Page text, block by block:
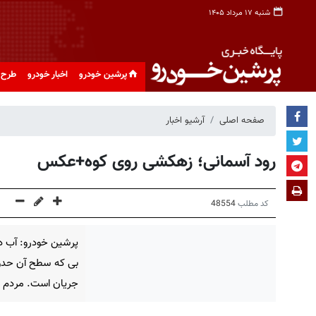
شنبه ۱۷ مرداد ۱۴۰۵
پرشین خودرو اخبار خودرو
صفحه اصلی آرشیو اخبار
رود آسمانی؛ زهکشی روی کوه+عکس
کد مطلب48554
پرشین خودرو: آب
بی که سطح آن
جریان است. مردم